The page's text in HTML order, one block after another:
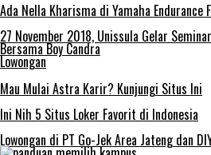
Ada Nella Kharisma di Yamaha Endurance
27 November 2018, Unissula Gelar
Bersama Boy Candra
Lowongan
Mau Mulai Astra Karir? Kunjungi Situs Ini
Ini Nih 5 Situs Loker Favorit di Indonesia
Lowongan di PT Go-Jek Area Jateng dan